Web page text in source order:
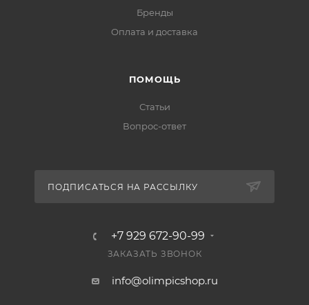
Бренды
Оплата и доставка
ПОМОЩЬ
Статьи
Вопрос-ответ
ПОДПИСАТЬСЯ НА РАССЫЛКУ
+7 929 672-90-99
ЗАКАЗАТЬ ЗВОНОК
info@olimpicshop.ru